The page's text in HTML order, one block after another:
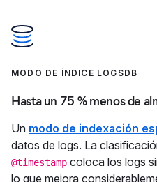
MODO DE ÍNDICE LOGSDB
Hasta un 75 % menos de
Un modo de indexación
datos de logs. La
@timestamp coloca los logs
lo que mejora